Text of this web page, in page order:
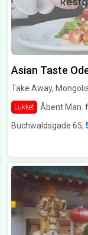
Asian Taste
Take Away,
Lukket Åbent Man.
Buchwaldsgade 65,